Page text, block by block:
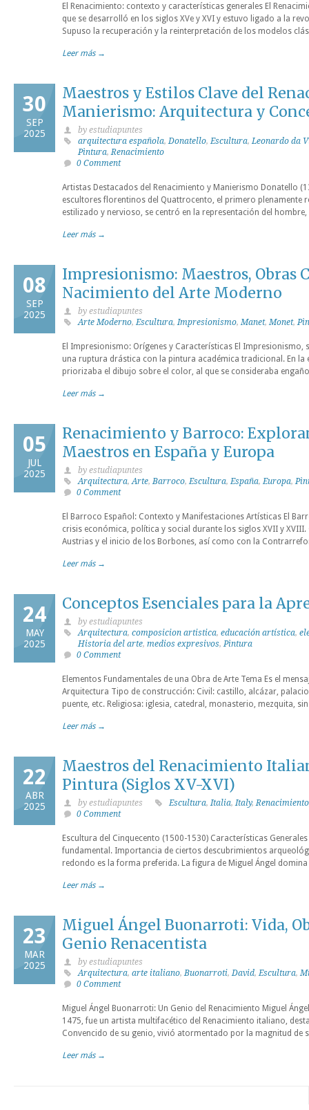
El Renacimiento: contexto y características generales El
que se desarrolló en los siglos XVe y XVI y estuvo ligado a la
Supuso la recuperación y la reinterpretación de los modelos
Leer más →
30
SEP
2025
Maestros y Estilos Clave del
Manierismo: Arquitectura y
by estudiapuntes
arquitectura española,Donatello,Escultura,Leonardo da
Pìntura,Renacimiento
0 Comment
Artistas Destacados del Renacimiento y Manierismo Donatello
escultores florentinos del Quattrocento, el primero plenamente
estilizado y nervioso, se centró en la representación del
Leer más →
08
SEP
2025
Impresionismo: Maestros, Obras
Nacimiento del Arte Moderno
by estudiapuntes
Arte Moderno,Escultura,Impresionismo,Manet,Monet,
El Impresionismo: Orígenes y Características El
una ruptura drástica con la pintura académica tradicional. En
priorizaba el dibujo sobre el color, al que se consideraba
Leer más →
05
JUL
2025
Renacimiento y Barroco:
Maestros en España y Europa
by estudiapuntes
Arquitectura,Arte,Barroco,Escultura,España,Europa,
0 Comment
El Barroco Español: Contexto y Manifestaciones Artísticas El
crisis económica, política y social durante los siglos XVII y
Austrias y el inicio de los Borbones, así como con la
Leer más →
24
MAY
2025
Conceptos Esenciales para la
by estudiapuntes
Arquitectura, composicion artistica, educación artística,
Historia del arte, medios expresivos,Pìntura
0 Comment
Elementos Fundamentales de una Obra de Arte Tema Es el
Arquitectura Tipo de construcción: Civil: castillo, alcázar,
puente, etc. Religiosa: iglesia, catedral, monasterio, mezquita,
Leer más →
22
ABR
2025
Maestros del Renacimiento
Pintura (Siglos XV-XVI)
by estudiapuntes Escultura,Italia,Italy,Renacimiento
0 Comment
Escultura del Cinquecento (1500-1530) Características
fundamental. Importancia de ciertos descubrimientos
redondo es la forma preferida. La figura de Miguel Ángel
Leer más →
23
MAR
2025
Miguel Ángel Buonarroti: Vida,
Genio Renacentista
by estudiapuntes
Arquitectura, arte italiano,Buonarroti,David,Escultura,
0 Comment
Miguel Ángel Buonarroti: Un Genio del Renacimiento Miguel
1475, fue un artista multifacético del Renacimiento italiano,
Convencido de su genio, vivió atormentado por la magnitud de
Leer más →